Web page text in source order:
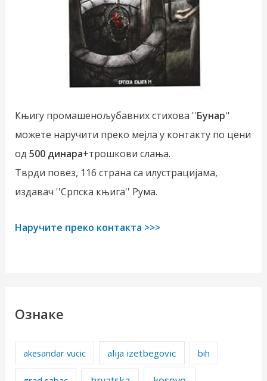
Књигу промашенољубавних стихова ''Бунар''
можете наручити преко мејла у контакту по цени
од 500 динара+трошкови слања.
Тврди повез, 116 страна са илустрацијама,
издавач ''Српска књига'' Рума.
Наручите преко контакта >>>
Ознаке
akesandar vucic alija izetbegovic bih